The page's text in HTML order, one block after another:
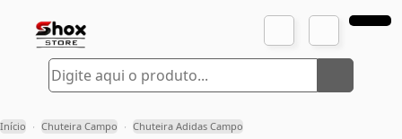
Início › Chuteira Campo › Chuteira Adidas Campo